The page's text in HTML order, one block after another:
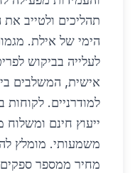
תהליכים ולטייב
הימי של אילת.
לעלייה בביקוש
אישית, המשלבים
ייעוץ חינם ומשלוח
משמעותי. מומלץ
מחיר ממספר